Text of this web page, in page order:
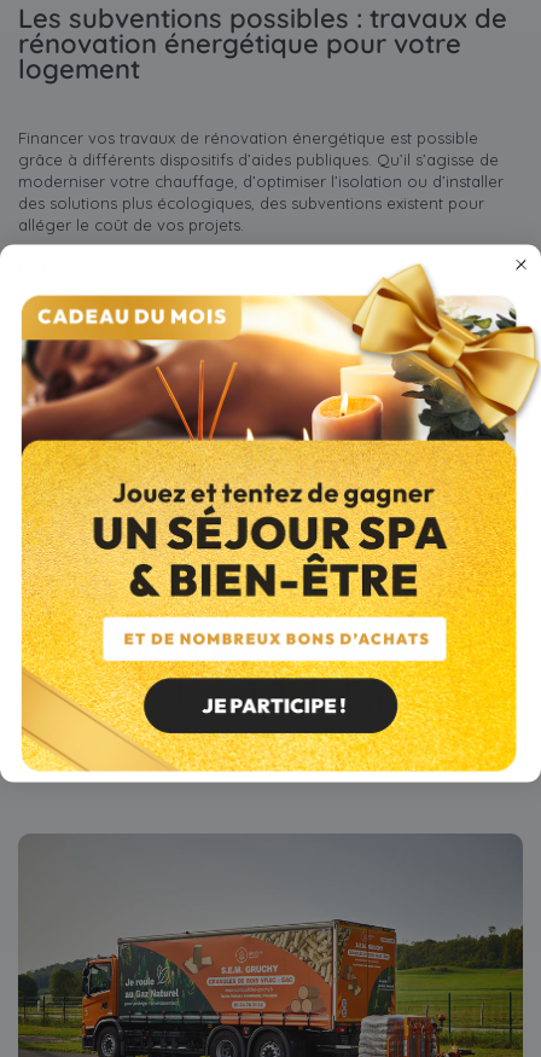
Les subventions possibles : travaux de
rénovation énergétique pour votre
logement
Financer vos travaux de rénovation énergétique est possible
grâce à différents dispositifs d’aides publiques. Qu’il s’agisse de
moderniser votre chauffage, d’optimiser l’isolation ou d’installer
des solutions plus écologiques, des subventions existent pour
alléger le coût de vos projets.
MaPrimeRénov’, les primes CEE, Anah ou les aides locales peuvent
être un soutien précieux. Les critères et les conditions changent
souvent, il est donc recommandé de se rendre sur les sites des
organismes concernés pour obtenir les informations officielles et
détaillées :département de Calvados service-public.fr,
Economie.gouv.frouFrance Rénov.